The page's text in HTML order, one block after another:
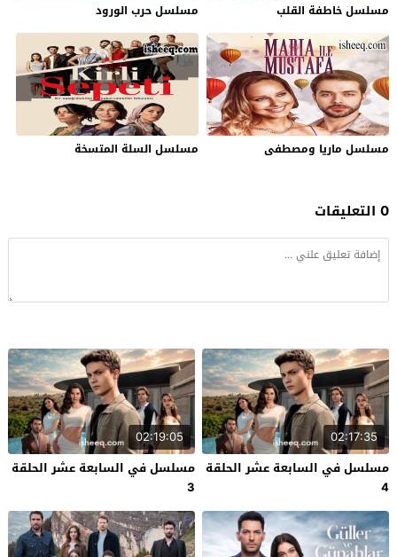
مسلسل خاطفة القلب مسلسل حرب الورود
مسلسل ماريا ومصطفى مسلسل السلة المتسخة
0 التعليقات
02:17:35
مسلسل في السابعة عشر الحلقة
4
02:19:05
مسلسل في السابعة عشر الحلقة
3